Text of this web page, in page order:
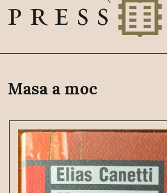
Masa a moc